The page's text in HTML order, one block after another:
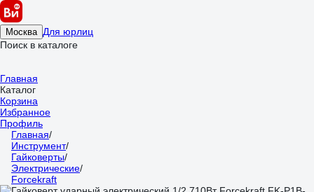
Москва Для юрлиц
Поиск в каталоге
Главная
Каталог
Корзина
Избранное
Профиль
Главная/
Инструмент/
Гайковерты/
Электрические/
Forcekraft